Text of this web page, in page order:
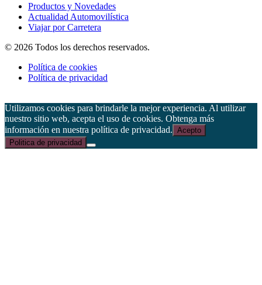
Productos y Novedades
Actualidad Automovilística
Viajar por Carretera
© 2026 Todos los derechos reservados.
Política de cookies
Política de privacidad
Utilizamos cookies para brindarle la mejor experiencia. Al utilizar
nuestro sitio web, acepta el uso de cookies. Obtenga más
información en nuestra política de privacidad. Acepto
Politica de privacidad